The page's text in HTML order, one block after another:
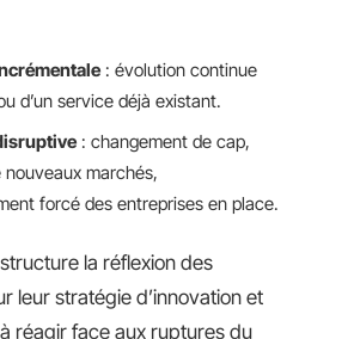
: évolution continue
d’un service déjà existant.
: changement de cap,
marchés,
forcé des entreprises en place.
la réflexion des
leur stratégie d’innovation et
réagir face aux ruptures du